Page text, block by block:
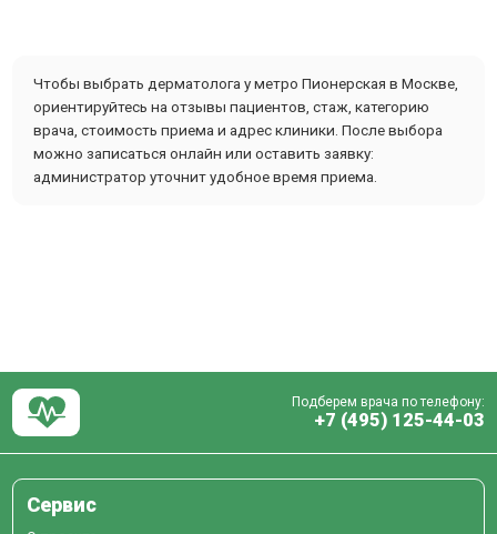
Чтобы выбрать дерматолога у метро Пионерская в Москве,
ориентируйтесь на отзывы пациентов, стаж, категорию
врача, стоимость приема и адрес клиники. После выбора
можно записаться онлайн или оставить заявку:
администратор уточнит удобное время приема.
Подберем врача по телефону:
+7 (495) 125-44-03
Сервис